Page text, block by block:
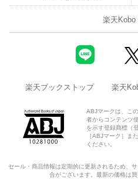
楽天Kobo
楽天ブックストップ 楽天
ABJマークは、こ
者からコンテンツ
を示す登録商標（
［ABJマーク］ま
ください。
セール・商品情報は定期的に更新されるため、
合がございます。最新の価格は